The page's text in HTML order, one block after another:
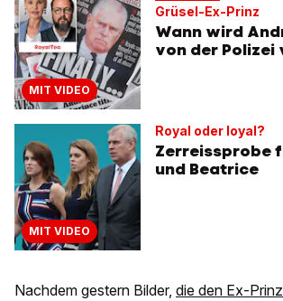
MIT VIDEO
Grüsel-Ex-Prinz
Wann wird
von der Polizei
MIT VIDEO
Royal oder loyal?
Zerreissprobe
und Beatrice
Nachdem gestern Bilder, die den Ex-